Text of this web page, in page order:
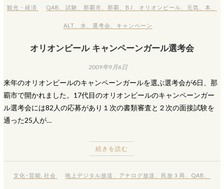
観光・経済 QAB 試験 那覇市 那覇 BJ オリオンビール 元気 本
ALT 水 、選考会 キャンペーン
オリオンビール キャンペーンガール選考会
2009年9月6日
来年のオリオンビールのキャンペーンガールを選ぶ選考会が6日、那
覇市で開かれました。17代目のオリオンビールのキャンペーンガー
ル選考会には82人の応募があり１次の書類審査と２次の面接試験を
通った25人が…
続きを読む
文化･芸能 社会 地上デジタル放送 アナログ放送 民放３局 QAB